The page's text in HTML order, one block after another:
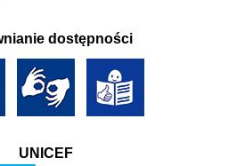
dostępności
UNICEF